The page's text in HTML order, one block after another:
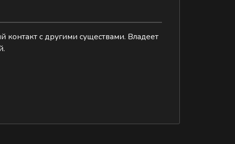
с другими существами. Владеет